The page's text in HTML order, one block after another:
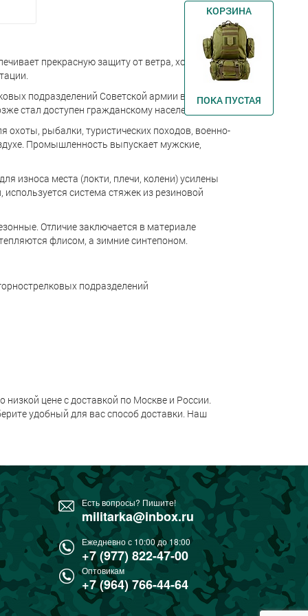
прекрасную защиту от ветра, холода и
подразделений Советской армии в
стал доступен гражданскому населению.
рыбалки, туристических походов, военно-
Промышленность выпускает мужские,
износа места (локти, плечи, колени) усилены
система стяжек из резиновой
Отличие заключается в материале
флисом, а зимние синтепоном.
подразделений
цене с доставкой по Москве и России.
удобный для вас способ доставки. Наш
Есть вопросы? Пишите!
militarka@inbox.ru
Ежедневно с 10:00 до 18:00
+7 (977) 822-47-00
Оптовикам
+7 (964) 766-44-64
КОРЗИНА
ПОКА ПУСТАЯ